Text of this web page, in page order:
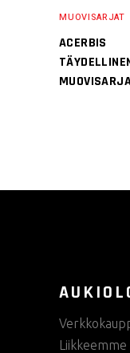
MUOVISARJAT
ACERBIS